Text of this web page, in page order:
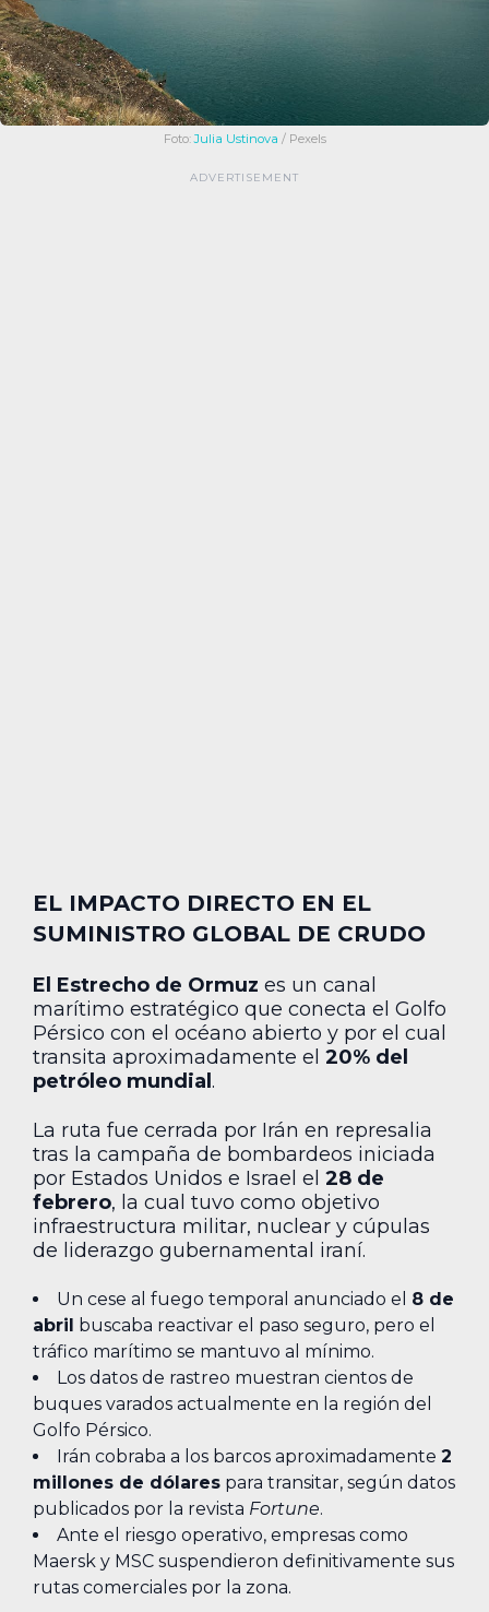
Foto:Julia Ustinova / Pexels
EL IMPACTO DIRECTO EN EL
SUMINISTRO GLOBAL DE CRUDO
El Estrecho de Ormuz es un canal
marítimo estratégico que conecta el Golfo
Pérsico con el océano abierto y por el cual
transita aproximadamente el 20% del
petróleo mundial .
La ruta fue cerrada por Irán en represalia
tras la campaña de bombardeos iniciada
por Estados Unidos e Israel el 28 de
febrero, la cual tuvo como objetivo
infraestructura militar, nuclear y cúpulas
de liderazgo gubernamental iraní.
Un cese al fuego temporal anunciado el 8 de
abril buscaba reactivar el paso seguro, pero el
tráfico marítimo se mantuvo al mínimo.
Los datos de rastreo muestran cientos de
buques varados actualmente en la región del
Golfo Pérsico.
Irán cobraba a los barcos aproximadamente 2
millones de dólares para transitar, según datos
publicados por la revista Fortune.
Ante el riesgo operativo, empresas como
Maersk y MSC suspendieron definitivamente sus
rutas comerciales por la zona.